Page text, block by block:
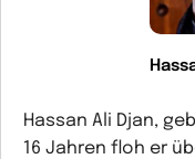
Hassan Ali Djan,
16 Jahren floh er